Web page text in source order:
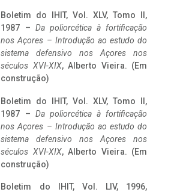
Boletim do IHIT, Vol. XLV, Tomo II,
1987 – Da poliorcética à fortificação
nos Açores – Introdução ao estudo do
sistema defensivo nos Açores nos
séculos XVI-XIX, Alberto Vieira. (Em
construção)
Boletim do IHIT, Vol. XLV, Tomo II,
1987 – Da poliorcética à fortificação
nos Açores – Introdução ao estudo do
sistema defensivo nos Açores nos
séculos XVI-XIX, Alberto Vieira. (Em
construção)
Boletim do IHIT, Vol. LIV, 1996,